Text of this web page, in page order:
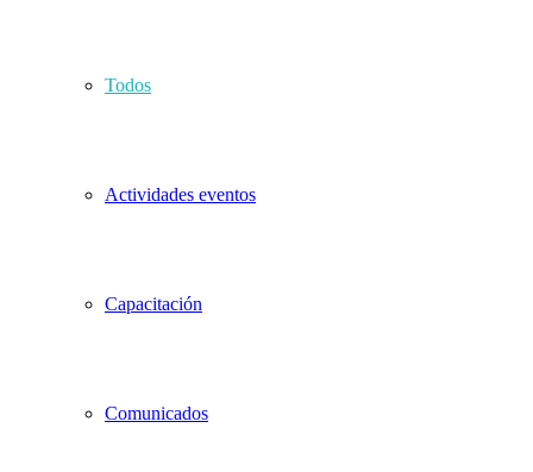
Todos
Actividades eventos
Capacitación
Comunicados